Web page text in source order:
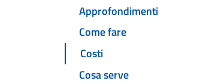
Approfondimenti
Come fare
Costi
Cosa serve